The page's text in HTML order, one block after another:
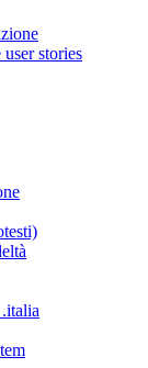
stories